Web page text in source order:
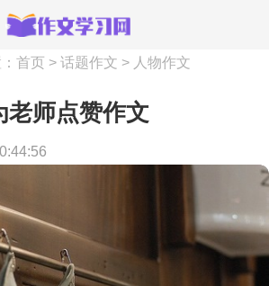
首页 > 话题作文 > 人物作文
老师点赞作文